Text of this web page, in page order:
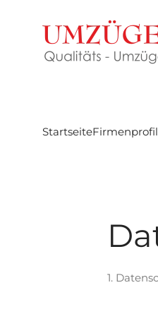
Zum Hauptinhalt
StartseiteFirmenprofil
1.